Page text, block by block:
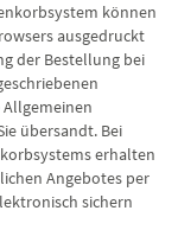
können
ausgedruckt
der Bestellung bei
übersandt. Bei
erhalten
Angebotes per
sichern